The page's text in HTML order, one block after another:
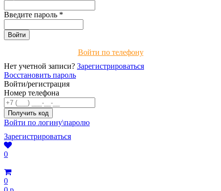
Введите пароль *
Войти по телефону
Нет учетной записи? Зарегистрироваться
Восстановить пароль
Войти/регистрация
Номер телефона
Войти по логину\паролю
Зарегистрироваться
0
0